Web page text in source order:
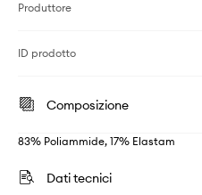
Produttore
ID prodotto
Composizione
83% Poliammide, 17% Elastam
Dati tecnici